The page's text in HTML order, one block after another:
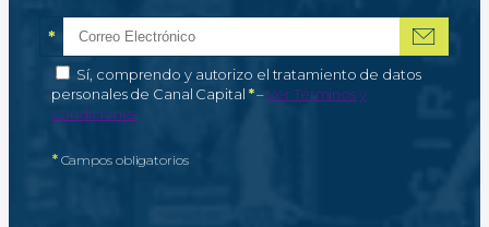
Correo electrónico
*Campo obligatorio
Autorización de tratamiento de datos personales
Sí, comprendo y autorizo el tratamiento de datos
personales de Canal Capital *–Campo obligatorio
Ver Términos y
condiciones
*Campos obligatorios